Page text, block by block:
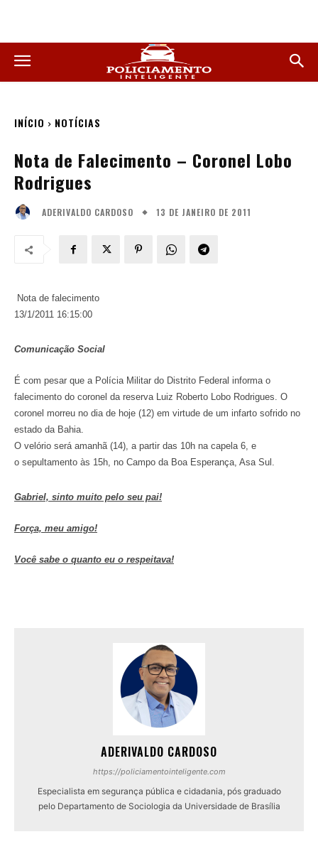
INÍCIO NOTÍCIAS
Nota de Falecimento – Coronel Lobo
Rodrigues
ADERIVALDO CARDOSO 13 DE JANEIRO DE 2011
Nota de falecimento
13/1/2011 16:15:00
Comunicação Social
É com pesar que a Polícia Militar do Distrito Federal informa o
falecimento do coronel da reserva Luiz Roberto Lobo Rodrigues. O
coronel morreu no dia de hoje (12) em virtude de um infarto sofrido no
estado da Bahia.
O velório será amanhã (14), a partir das 10h na capela 6, e
o sepultamento às 15h, no Campo da Boa Esperança, Asa Sul.
Gabriel, sinto muito pelo seu pai!
Força, meu amigo!
Você sabe o quanto eu o respeitava!
ADERIVALDO CARDOSO
https://policiamentointeligente.com
Especialista em segurança pública e cidadania, pós graduado
pelo Departamento de Sociologia da Universidade de Brasília